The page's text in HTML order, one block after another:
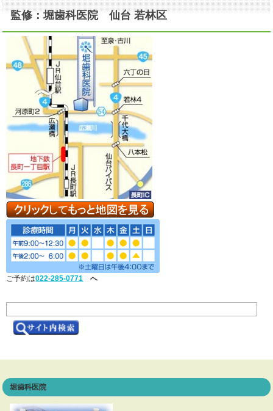
監修：堀歯科医院 仙台 若林区
ご予約は022-285-0771 へ
堀歯科医院